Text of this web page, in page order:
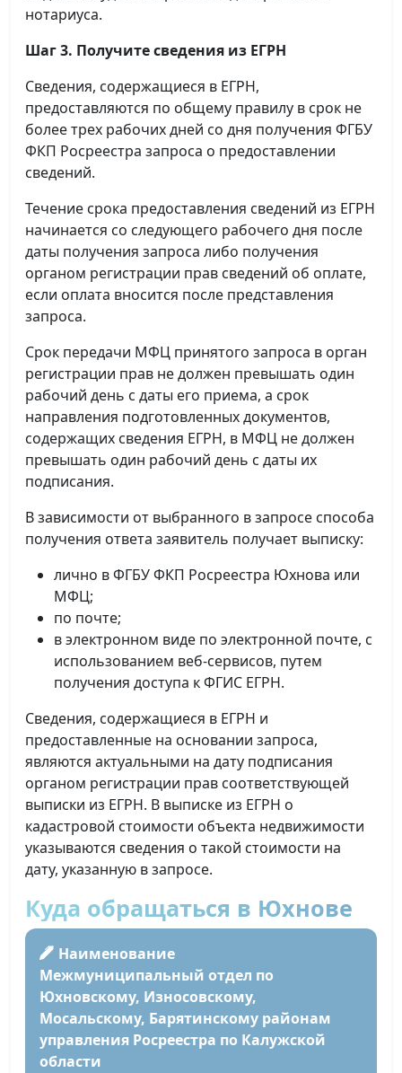
нотариуса.
Шаг 3. Получите сведения из ЕГРН
Сведения, содержащиеся в ЕГРН,
предоставляются по общему правилу в срок не
более трех рабочих дней со дня получения ФГБУ
ФКП Росреестра запроса о предоставлении
сведений.
Течение срока предоставления сведений из ЕГРН
начинается со следующего рабочего дня после
даты получения запроса либо получения
органом регистрации прав сведений об оплате,
если оплата вносится после представления
запроса.
Срок передачи МФЦ принятого запроса в орган
регистрации прав не должен превышать один
рабочий день с даты его приема, а срок
направления подготовленных документов,
содержащих сведения ЕГРН, в МФЦ не должен
превышать один рабочий день с даты их
подписания.
В зависимости от выбранного в запросе способа
получения ответа заявитель получает выписку:
лично в ФГБУ ФКП Росреестра Юхнова или
МФЦ;
по почте;
в электронном виде по электронной почте, с
использованием веб-сервисов, путем
получения доступа к ФГИС ЕГРН.
Сведения, содержащиеся в ЕГРН и
предоставленные на основании запроса,
являются актуальными на дату подписания
органом регистрации прав соответствующей
выписки из ЕГРН. В выписке из ЕГРН о
кадастровой стоимости объекта недвижимости
указываются сведения о такой стоимости на
дату, указанную в запросе.
Куда обращаться в Юхнове
Наименование
Межмуниципальный отдел по
Юхновскому, Износовскому,
Мосальскому, Барятинскому районам
управления Росреестра по Калужской
области